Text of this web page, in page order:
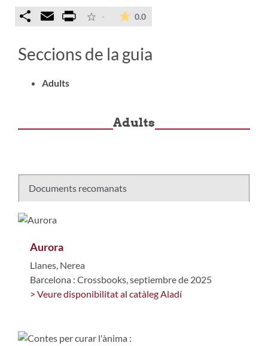
Comparteix
Email Print - 0.0La mitjana de les valoracions
Seccions de la guia
Adults
Adults
Documents recomanats
Aurora
Llanes, Nerea
Barcelona : Crossbooks, septiembre de 2025
> Veure disponibilitat al catàleg Aladí